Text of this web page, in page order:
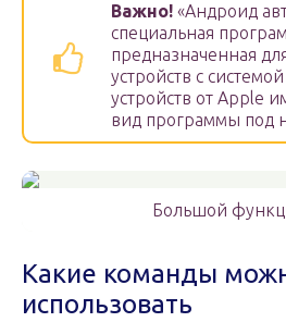
Важно! «Андроид
специальная
предназначенная
устройств с
устройств от Apple
вид программы под
Большой
Какие команды
использовать